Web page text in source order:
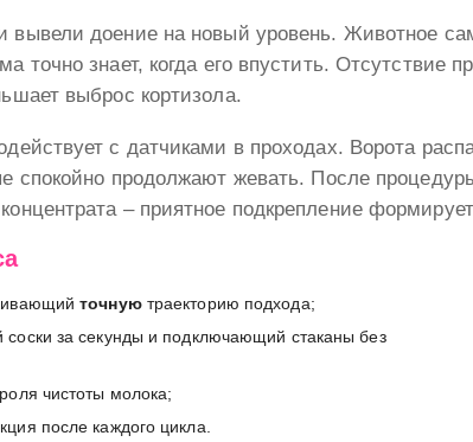
вывели доение на новый уровень. Животное
точно знает, когда его впустить. Отсутствие
выброс кортизола.
с датчиками в проходах. Ворота
спокойно продолжают жевать. После
– приятное подкрепление
точнуютраекторию подхода;
за секунды и подключающий стаканы без
чистоты молока;
после каждого цикла.